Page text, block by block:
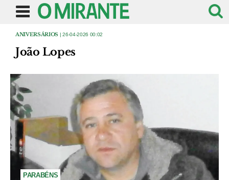
ANIVERSÁRIOS | 26-04-2026 00:02
João Lopes
PARABÉNS